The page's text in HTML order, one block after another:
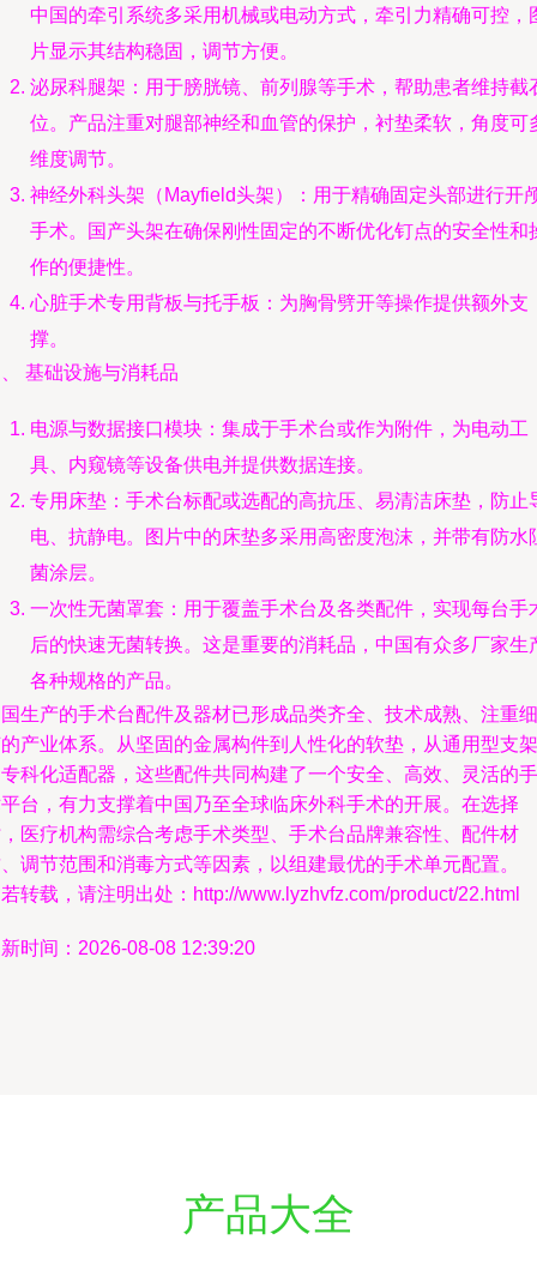
中国的牵引系统多采用机械或电动方式，牵引力精确可控，
片显示其结构稳固，调节方便。
泌尿科腿架：用于膀胱镜、前列腺等手术，帮助患者维持截
位。产品注重对腿部神经和血管的保护，衬垫柔软，角度可
维度调节。
神经外科头架（Mayfield头架）：用于精确固定头部进行开
手术。国产头架在确保刚性固定的不断优化钉点的安全性和
作的便捷性。
心脏手术专用背板与托手板：为胸骨劈开等操作提供额外支
撑。
基础设施与消耗品
电源与数据接口模块：集成于手术台或作为附件，为电动工
具、内窥镜等设备供电并提供数据连接。
专用床垫：手术台标配或选配的高抗压、易清洁床垫，防止
电、抗静电。图片中的床垫多采用高密度泡沫，并带有防水
菌涂层。
一次性无菌罩套：用于覆盖手术台及各类配件，实现每台手
后的快速无菌转换。这是重要的消耗品，中国有众多厂家生
各种规格的产品。
生产的手术台配件及器材已形成品类齐全、技术成熟、注重细
产业体系。从坚固的金属构件到人性化的软垫，从通用型支架
科化适配器，这些配件共同构建了一个安全、高效、灵活的手
台，有力支撑着中国乃至全球临床外科手术的开展。在选择
医疗机构需综合考虑手术类型、手术台品牌兼容性、配件材
调节范围和消毒方式等因素，以组建最优的手术单元配置。
转载，请注明出处：http://www.lyzhvfz.com/product/22.html
时间：2026-08-08 12:39:20
产品大全